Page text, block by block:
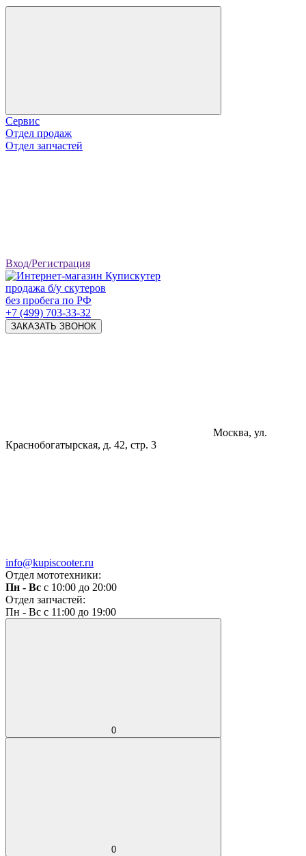
Сервис
Отдел продаж
Отдел запчастей
Вход/Регистрация
продажа б/у скутеров
без пробега по РФ
+7 (499) 703-33-32
ЗАКАЗАТЬ ЗВОНОК
Москва, ул.
Краснобогатырская, д. 42, стр. 3
info@kupiscooter.ru
Отдел мототехники:
Пн - Вс с 10:00 до 20:00
Отдел запчастей:
Пн - Вс с 11:00 до 19:00
0
0